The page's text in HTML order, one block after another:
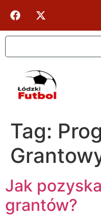
Tag:
Jak
grantów?